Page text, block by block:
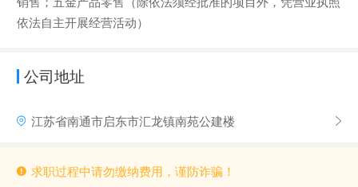
依法自主开展经营活动）
公司地址
江苏省南通市启东市汇龙镇南苑公建楼
求职过程中请勿缴纳费用，谨防诈骗！